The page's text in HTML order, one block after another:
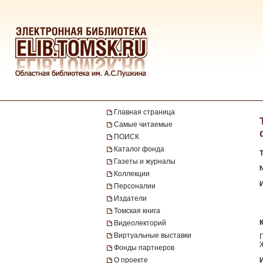
Главная страница
Самые читаемые
ПОИСК
Каталог фонда
Газеты и журналы
Коллекции
Персоналии
Издатели
Томская книга
Видеолекторий
Виртуальные выставки
Фонды партнеров
О проекте